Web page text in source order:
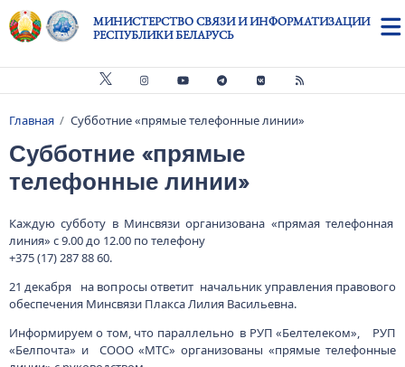
Перейти к основному содержанию
МИНИСТЕРСТВО СВЯЗИ И ИНФОРМАТИЗАЦИИ
РЕСПУБЛИКИ БЕЛАРУСЬ
Строка навигации
Главная Субботние «прямые телефонные линии»
Субботние «прямые
телефонные линии»
Каждую субботу в Минсвязи организована «прямая телефонная
линия» с 9.00 до 12.00 по телефону
+375 (17) 287 88 60.
21 декабря на вопросы ответит начальник управления правового
обеспечения Минсвязи Плакса Лилия Васильевна.
Информируем о том, что параллельно в РУП «Белтелеком», РУП
«Белпочта» и СООО «МТС» организованы «прямые телефонные